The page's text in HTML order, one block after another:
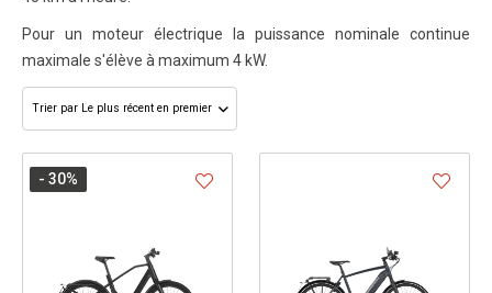
Pour un moteur électrique la puissance nominale continue
maximale s'élève à maximum 4 kW.
- 30%